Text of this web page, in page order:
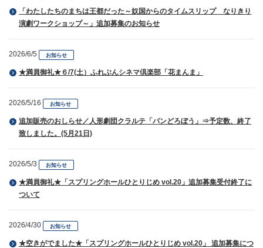
「わたしたちのまちは王都だった～奴国からのタイムスリップ なりきり
演劇ワークショップ～」追加募集のお知らせ
2026/6/5 お知らせ
★満員御礼★６/7(土）ふれぶんシネマ倶楽部「花まんま」
2026/5/16 お知らせ
追加販売のおしらせ／人形劇団クラルテ「パンどろぼう」⇒予定数、終了
致しました。(5月21日)
2026/5/3 お知らせ
★満員御礼★「スプリングホールひとりじめ vol.20」追加募集受付終了に
ついて
2026/4/30 お知らせ
★空きがでました★「スプリングホールひとりじめ vol.20」 追加募集につ